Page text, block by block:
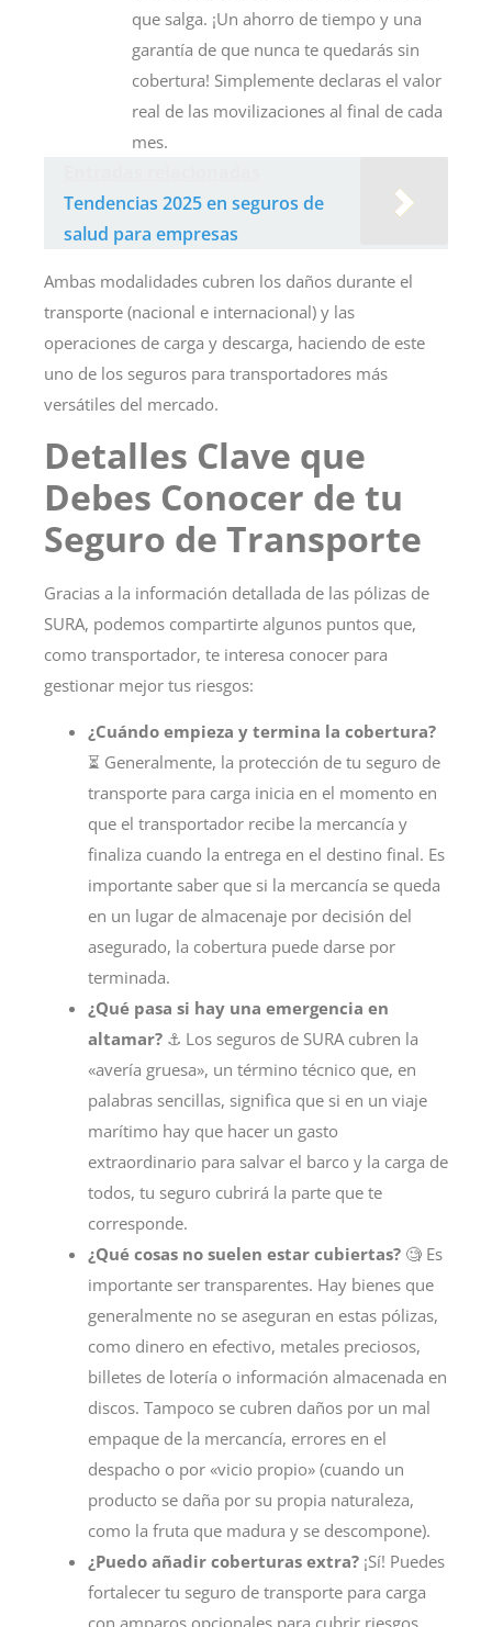
que salga. ¡Un ahorro de tiempo y una
garantía de que nunca te quedarás sin
cobertura! Simplemente declaras el valor
real de las movilizaciones al final de cada
mes.
Tendencias 2025 en seguros de
salud para empresas
Ambas modalidades cubren los daños durante el
transporte (nacional e internacional) y las
operaciones de carga y descarga, haciendo de este
uno de los seguros para transportadores más
versátiles del mercado.
Detalles Clave que
Debes Conocer de tu
Seguro de Transporte
Gracias a la información detallada de las pólizas de
SURA, podemos compartirte algunos puntos que,
como transportador, te interesa conocer para
gestionar mejor tus riesgos:
¿Cuándo empieza y termina la cobertura?
⏳ Generalmente, la protección de tu seguro de
transporte para carga inicia en el momento en
que el transportador recibe la mercancía y
finaliza cuando la entrega en el destino final. Es
importante saber que si la mercancía se queda
en un lugar de almacenaje por decisión del
asegurado, la cobertura puede darse por
terminada.
¿Qué pasa si hay una emergencia en
altamar? ⚓ Los seguros de SURA cubren la
«avería gruesa», un término técnico que, en
palabras sencillas, significa que si en un viaje
marítimo hay que hacer un gasto
extraordinario para salvar el barco y la carga de
todos, tu seguro cubrirá la parte que te
corresponde.
¿Qué cosas no suelen estar cubiertas? 🧐 Es
importante ser transparentes. Hay bienes que
generalmente no se aseguran en estas pólizas,
como dinero en efectivo, metales preciosos,
billetes de lotería o información almacenada en
discos. Tampoco se cubren daños por un mal
empaque de la mercancía, errores en el
despacho o por «vicio propio» (cuando un
producto se daña por su propia naturaleza,
como la fruta que madura y se descompone).
¿Puedo añadir coberturas extra? ¡Sí! Puedes
fortalecer tu seguro de transporte para carga